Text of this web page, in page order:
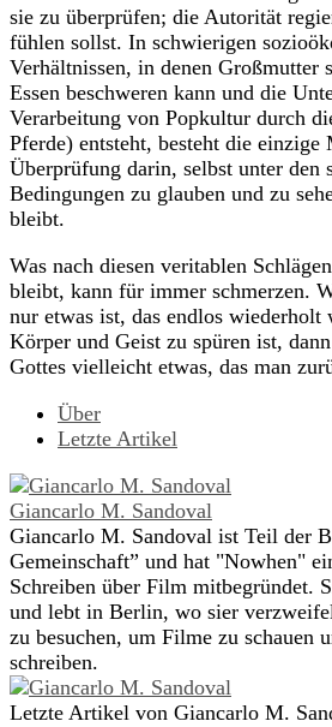
sie zu überprüfen; die Autorität
fühlen sollst. In schwierigen
Verhältnissen, in denen Großmutter
Essen beschweren kann und die
Verarbeitung von Popkultur durch
Pferde) entsteht, besteht die
Überprüfung darin, selbst unter den
Bedingungen zu glauben und zu
bleibt.
Was nach diesen veritablen
bleibt, kann für immer schmerzen.
nur etwas ist, das endlos
Körper und Geist zu spüren ist,
Gottes vielleicht etwas, das man
Über
Letzte Artikel
Giancarlo M. Sandoval
Giancarlo M. Sandoval ist Teil der
Gemeinschaft” und hat "Nowhen"
Schreiben über Film mitbegründet.
und lebt in Berlin, wo sier
zu besuchen, um Filme zu schauen
schreiben.
Letzte Artikel von Giancarlo M.